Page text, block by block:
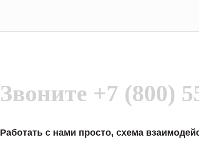
Звоните +7 (800)
Работать с нами просто, схема